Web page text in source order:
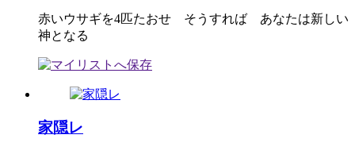
赤いウサギを4匹たおせ そうすれば あなたは新しい
神となる
家隠レ